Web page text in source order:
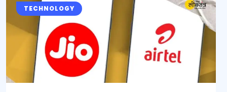
TECHNOLOGY